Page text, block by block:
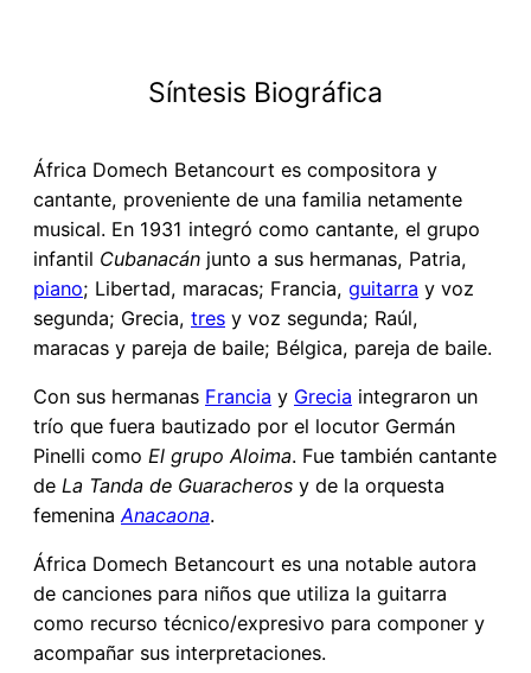
Síntesis Biográfica
África Domech Betancourt es compositora y
cantante, proveniente de una familia netamente
musical. En 1931 integró como cantante, el grupo
infantil Cubanacán junto a sus hermanas, Patria,
piano; Libertad, maracas; Francia, guitarra y voz
segunda; Grecia, tres y voz segunda; Raúl,
maracas y pareja de baile; Bélgica, pareja de baile.
Con sus hermanas Francia y Grecia integraron un
trío que fuera bautizado por el locutor Germán
Pinelli como El grupo Aloima. Fue también cantante
de La Tanda de Guaracheros y de la orquesta
femenina Anacaona.
África Domech Betancourt es una notable autora
de canciones para niños que utiliza la guitarra
como recurso técnico/expresivo para componer y
acompañar sus interpretaciones.